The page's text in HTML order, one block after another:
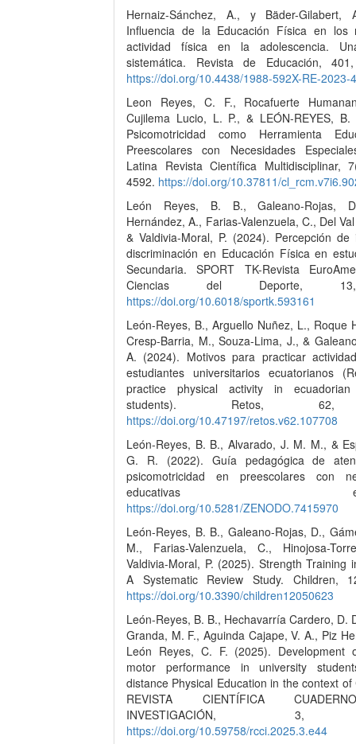
Hernaiz-Sánchez, A., y Bäder-Gilabert,
Influencia de la Educación Física en los
actividad física en la adolescencia.
sistemática. Revista de Educación,
https://doi.org/10.4438/1988-592X-RE-2023-
Leon Reyes, C. F., Rocafuerte
Cujilema Lucio, L. P., & LEÓN-REYES,
Psicomotricidad como Herramienta
Preescolares con Necesidades
Latina Revista Científica Multidisciplinar,
4592. https://doi.org/10.37811/
León Reyes, B. B., Galeano-Rojas,
Hernández, A., Farias-Valenzuela, C., Del
& Valdivia-Moral, P. (2024). Percepción de
discriminación en Educación Física en
Secundaria. SPORT TK-Revista
Ciencias del Deporte,
https://doi.org/10.6018/sportk.593161
León-Reyes, B., Arguello Nuñez, L., Roque
Cresp-Barria, M., Souza-Lima, J., &
A. (2024). Motivos para practicar
estudiantes universitarios ecuatorianos
practice physical activity in ecuadorian
students). Retos,
https://doi.org/10.47197/retos.v62.107708
León-Reyes, B. B., Alvarado, J. M. M., &
G. R. (2022). Guía pedagógica de
psicomotricidad en preescolares con
educativas
https://doi.org/10.5281/ZENODO.7415970
León-Reyes, B. B., Galeano-Rojas, D.,
M., Farias-Valenzuela, C., Hinojosa-
Valdivia-Moral, P. (2025). Strength Training
A Systematic Review Study. Children,
https://doi.org/10.3390/children12050623
León-Reyes, B. B., Hechavarría Cardero, D.
Granda, M. F., Aguinda Cajape, V. A., Piz
León Reyes, C. F. (2025). Development
motor performance in university
distance Physical Education in the context of
REVISTA CIENTÍFICA
INVESTIGACIÓN, 3,
https://doi.org/10.59758/rcci.2025.3.e44